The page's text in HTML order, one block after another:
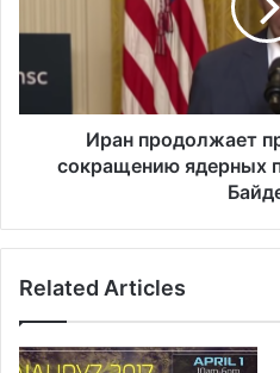
и
и
к
с
о
р
д
о
р
в
Иран продолжает
сокращению ядерных
Related Articles